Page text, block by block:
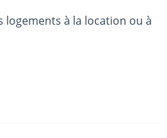
à la location ou à